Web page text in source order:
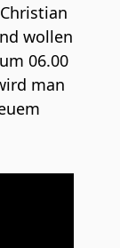
wollen
06.00
man